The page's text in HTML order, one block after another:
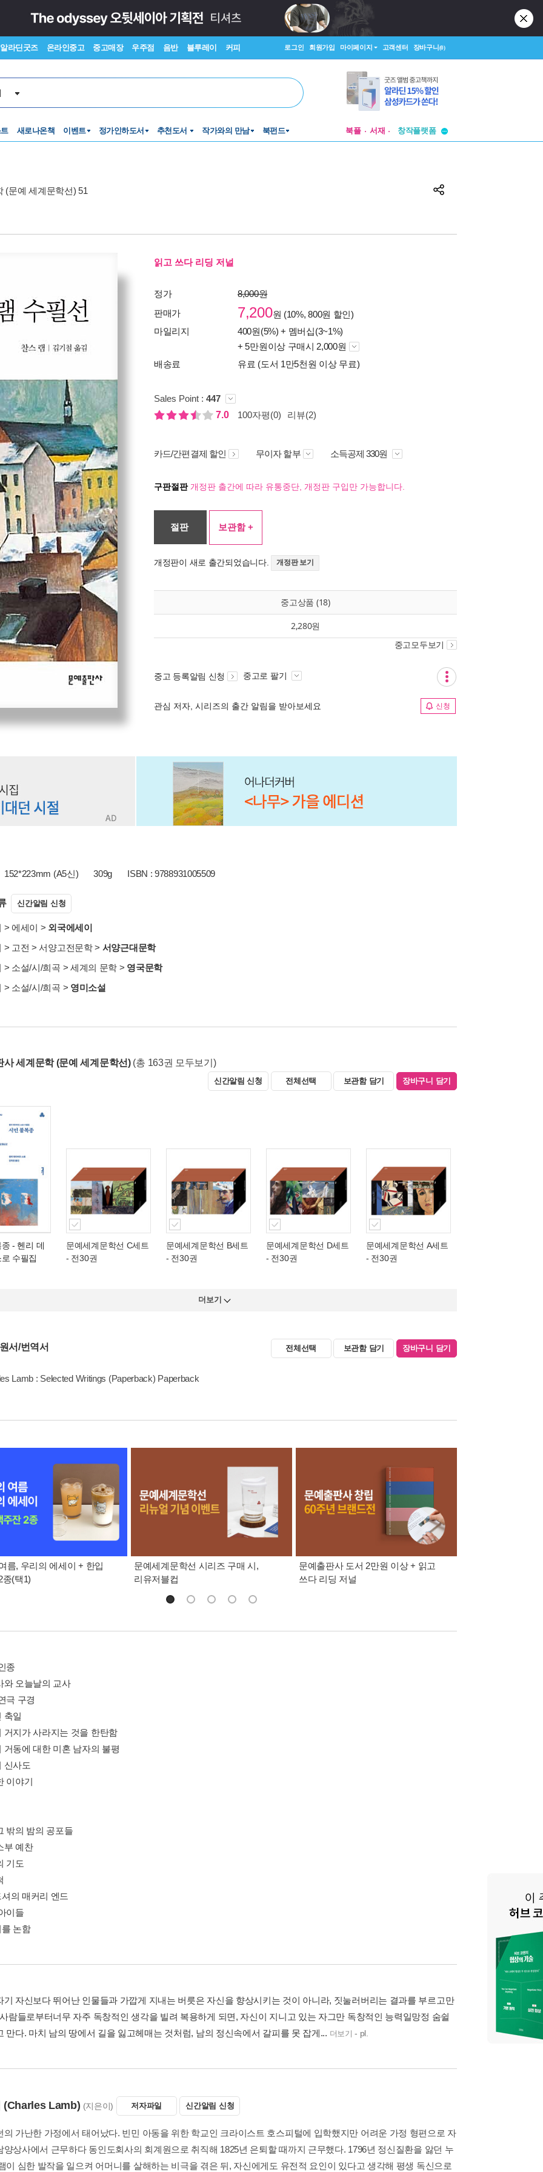
알라딘굿즈 온라인중고 중고매장 우주점 음반 블루레이 커피 로그인 회원가입 마이페이지 고객센터 장바구니(0)
새로나온책 이벤트 정가인하도서 추천도서 작가와의 만남 북펀드 북플 서재
창작플랫폼
(문예 세계문학선) 51
읽고 쓰다 리딩 저널
정가
8,000원
판매가
7,200원 (10%, 800원 할인)
마일리지
400원(5%) + 멤버십(3~1%)
+ 5만원이상 구매시 2,000원
배송료
유료 (도서 1만5천원 이상 무료)
Sales Point : 447
7.0
100자평(0) 리뷰(2)
카드/간편결제 할인 무이자 할부 소득공제 330원
구판절판개정판 출간에 따라 유통중단, 개정판 구입만 가능합니다.
절판 보관함 +
개정판이 새로 출간되었습니다. 개정판 보기
중고상품 (18)
2,280원
중고모두보기
중고 등록알림 신청 중고로 팔기
관심 저자, 시리즈의 출간 알림을 받아보세요 신청
152*223mm (A5신) 309g ISBN : 9788931005509
신간알림 신청
> 에세이 > 외국에세이
> 고전 >서양고전문학> 서양근대문학
> 소설/시/희곡 > 세계의 문학 > 영국문학
> 소설/시/희곡 > 영미소설
사 세계문학 (문예 세계문학선) (총 163권 모두보기)
신간알림 신청 전체선택 보관함 담기 장바구니 담기
- 헨리 데
수필집
문예세계문학선 C세트
- 전30권
문예세계문학선 B세트
- 전30권
문예세계문학선 D세트
- 전30권
문예세계문학선 A세트
- 전30권
더보기
서/번역서 전체선택 보관함 담기 장바구니 담기
Lamb : Selected Writings (Paperback) Paperback
름, 우리의 에세이 + 한입
종(택1)
문예세계문학선 시리즈 구매 시,
리유저블컵
문예출판사 도서 2만원 이상 + 읽고
쓰다 리딩 저널
종
와 오늘날의 교사
극 구경
축일
거지가 사라지는 것을 한탄함
거동에 대한 미혼 남자의 불평
신사도
이야기
밖의 밤의 공포들
부 예찬
기도
의 매커리 엔드
이들
논함
기 자신보다 뛰어난 인물들과 가깝게 지내는 버릇은 자신을 향상시키는 것이 아니라, 짓눌러버리는 결과를 부르고만
람들로부터너무 자주 독창적인 생각을 빌려 복용하게 되면, 자신이 지니고 있는 자그만 독창적인 능력일망정 숨쉴
만다. 마치 남의 땅에서 길을 잃고헤매는 것처럼, 남의 정신속에서 갈피를 못 잡게... 더보기 - pl.
(Charles Lamb) (지은이) 저자파일 신간알림 신청
의 가난한 가정에서 태어났다. 빈민 아동을 위한 학교인 크라이스트 호스피털에 입학했지만 어려운 가정 형편으로 자
양상사에서 근무하다 동인도회사의 회계원으로 취직해 1825년 은퇴할 때까지 근무했다. 1796년 정신질환을 앓던 누
이 심한 발작을 일으켜 어머니를 살해하는 비극을 겪은 뒤, 자신에게도 유전적 요인이 있다고 생각해 평생 독신으로